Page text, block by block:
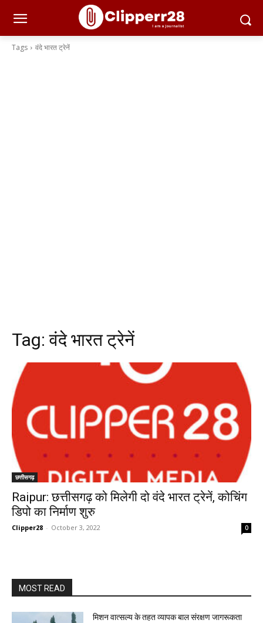
Tags वंदे भारत ट्रेनें
Tag:वंदे भारत ट्रेनें
छत्तीसगढ़
Raipur: छत्तीसगढ़ को मिलेगी दो वंदे भारत ट्रेनें, कोचिंग
डिपो का निर्माण शुरु
Clipper28 - October 3, 2022 0
MOST READ
मिशन वात्सल्य के तहत व्यापक बाल संरक्षण जागरूकता